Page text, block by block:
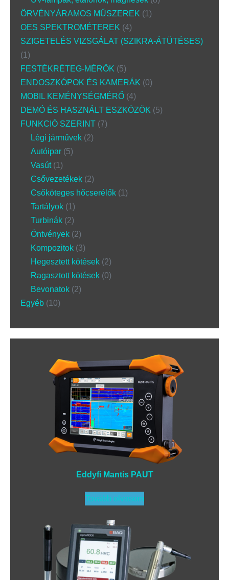
ÖRVÉNYÁRAMOS MŰSZEREK
1
OES SPEKTROMÉTEREK 4
SZIGETELÉS VIZSGÁLAT (SZIKRA-ÁTÜTÉSES)
1
FESTÉKRÉTEG-MÉRŐK
5
ENDOSZKÓPOK ÉS KAMERÁK
0
MOBIL KEMÉNYSÉGMÉRŐ 4
DEMÓ ÉS HASZNÁLT ESZKÖZÖK
5
FUNKCIÓ SZERINT 7
Légi járművek 2
Autóipar 5
Vasút 1
Csővezetékek 2
Csőköteges hőcserélők 1
Tartályok 1
Turbinák 2
Öntvények 2
Kompozitok 3
Hegesztett kötések 2
Ragasztott kötések 0
Bevonatok 2
Egyéb 10
Eddyfi Mantis PAUT
Tovább olvasom